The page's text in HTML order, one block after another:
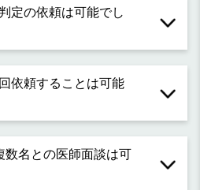
定の依頼は可能でし
依頼することは可能
数名との医師面談は可